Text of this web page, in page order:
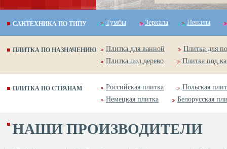
САНТЕХНИКА ПО ТИПУ Тумбы Зеркала Пеналы
ПЛИТКА ПО НАЗНАЧЕНИЮ Плитка для ванной
Плитка для
Плитка под дерево
Плитка под
ПЛИТКА ПО СТРАНАМ Российская плитка
Польская
Немецкая плитка
Белорусская
НАШИ ПРОИЗВОДИТЕЛИ